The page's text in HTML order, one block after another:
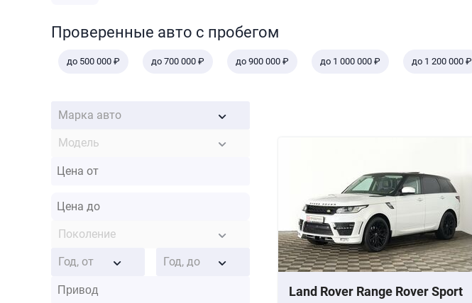
Проверенные авто с пробегом
до 500 000 ₽ до 700 000 ₽ до 900 000 ₽ до 1 000 000 ₽ до 1 200 000 ₽
Марка авто
Модель
Поколение
Год, от Год, до
Land Rover Range Rover Sport